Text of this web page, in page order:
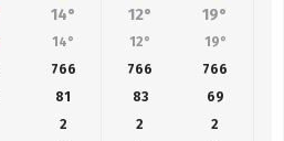
14° 12° 19°
14° 12° 19°
766 766 766
81 83
69
2 2
2